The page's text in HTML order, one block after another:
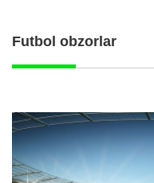
Futbol obzorlar